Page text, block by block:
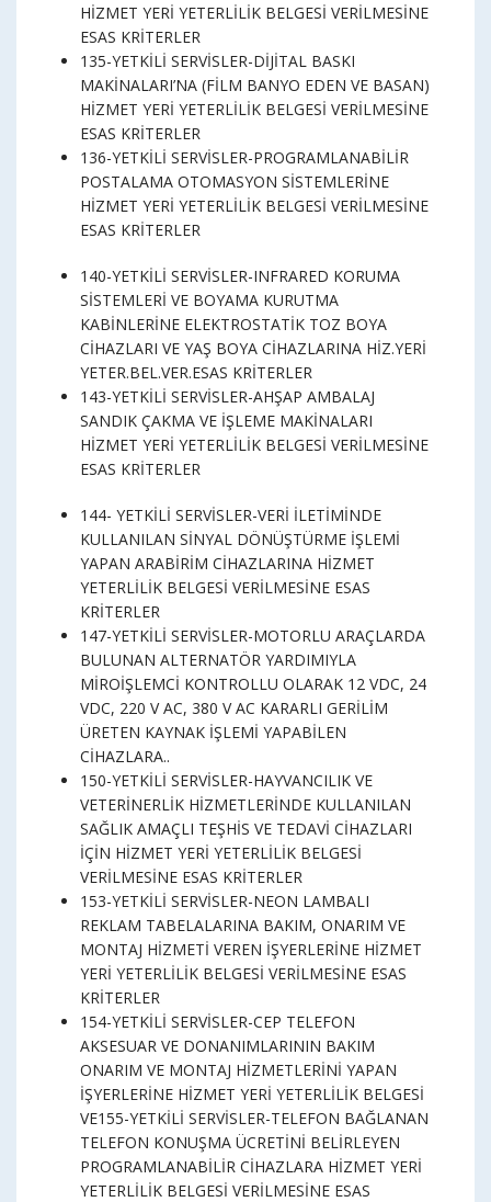
HİZMET YERİ YETERLİLİK BELGESİ VERİLMESİNE
ESAS KRİTERLER
135-YETKİLİ SERVİSLER-DİJİTAL BASKI
MAKİNALARI’NA (FİLM BANYO EDEN VE BASAN)
HİZMET YERİ YETERLİLİK BELGESİ VERİLMESİNE
ESAS KRİTERLER
136-YETKİLİ SERVİSLER-PROGRAMLANABİLİR
POSTALAMA OTOMASYON SİSTEMLERİNE
HİZMET YERİ YETERLİLİK BELGESİ VERİLMESİNE
ESAS KRİTERLER
140-YETKİLİ SERVİSLER-INFRARED KORUMA
SİSTEMLERİ VE BOYAMA KURUTMA
KABİNLERİNE ELEKTROSTATİK TOZ BOYA
CİHAZLARI VE YAŞ BOYA CİHAZLARINA HİZ.YERİ
YETER.BEL.VER.ESAS KRİTERLER
143-YETKİLİ SERVİSLER-AHŞAP AMBALAJ
SANDIK ÇAKMA VE İŞLEME MAKİNALARI
HİZMET YERİ YETERLİLİK BELGESİ VERİLMESİNE
ESAS KRİTERLER
144- YETKİLİ SERVİSLER-VERİ İLETİMİNDE
KULLANILAN SİNYAL DÖNÜŞTÜRME İŞLEMİ
YAPAN ARABİRİM CİHAZLARINA HİZMET
YETERLİLİK BELGESİ VERİLMESİNE ESAS
KRİTERLER
147-YETKİLİ SERVİSLER-MOTORLU ARAÇLARDA
BULUNAN ALTERNATÖR YARDIMIYLA
MİROİŞLEMCİ KONTROLLU OLARAK 12 VDC, 24
VDC, 220 V AC, 380 V AC KARARLI GERİLİM
ÜRETEN KAYNAK İŞLEMİ YAPABİLEN
CİHAZLARA..
150-YETKİLİ SERVİSLER-HAYVANCILIK VE
VETERİNERLİK HİZMETLERİNDE KULLANILAN
SAĞLIK AMAÇLI TEŞHİS VE TEDAVİ CİHAZLARI
İÇİN HİZMET YERİ YETERLİLİK BELGESİ
VERİLMESİNE ESAS KRİTERLER
153-YETKİLİ SERVİSLER-NEON LAMBALI
REKLAM TABELALARINA BAKIM, ONARIM VE
MONTAJ HİZMETİ VEREN İŞYERLERİNE HİZMET
YERİ YETERLİLİK BELGESİ VERİLMESİNE ESAS
KRİTERLER
154-YETKİLİ SERVİSLER-CEP TELEFON
AKSESUAR VE DONANIMLARININ BAKIM
ONARIM VE MONTAJ HİZMETLERİNİ YAPAN
İŞYERLERİNE HİZMET YERİ YETERLİLİK BELGESİ
VE155-YETKİLİ SERVİSLER-TELEFON BAĞLANAN
TELEFON KONUŞMA ÜCRETİNİ BELİRLEYEN
PROGRAMLANABİLİR CİHAZLARA HİZMET YERİ
YETERLİLİK BELGESİ VERİLMESİNE ESAS